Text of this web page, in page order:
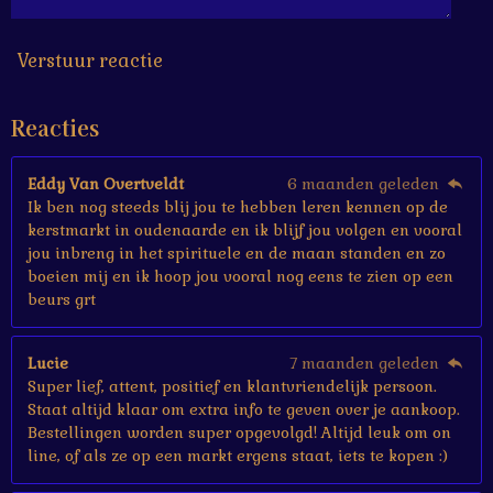
s
r
r
Verstuur reactie
Reacties
Eddy Van Overtveldt
6 maanden geleden
Ik ben nog steeds blij jou te hebben leren kennen op de
kerstmarkt in oudenaarde en ik blijf jou volgen en vooral
jou inbreng in het spirituele en de maan standen en zo
boeien mij en ik hoop jou vooral nog eens te zien op een
beurs grt
Lucie
7 maanden geleden
Super lief, attent, positief en klantvriendelijk persoon.
Staat altijd klaar om extra info te geven over je aankoop.
Bestellingen worden super opgevolgd! Altijd leuk om on
line, of als ze op een markt ergens staat, iets te kopen :)